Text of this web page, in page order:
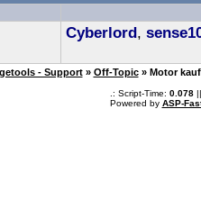
Cyberlord,
- Support » Off-Topic » Motor
.: Script-Time: 0.078||
Powered by ASP-